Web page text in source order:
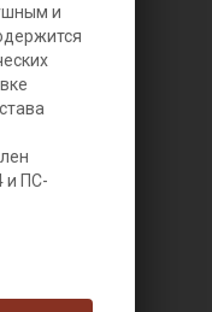
и
и ПС-